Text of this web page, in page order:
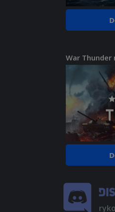
War Thunder